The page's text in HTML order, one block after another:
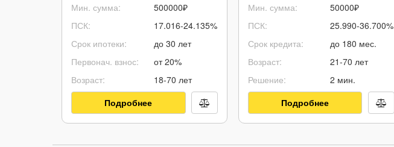
Мин. сумма:
ПСК:
Срок ипотеки:
Первонач. взнос:
Возраст:
500000₽
17.016-24.135%
до 30 лет
от 20%
18-70 лет
Подробнее
Мин. сумма:
ПСК:
Срок кредита:
Возраст:
Решение:
50000₽
25.990-36.700%
до 180 мес.
21-70 лет
2 мин.
Подробнее